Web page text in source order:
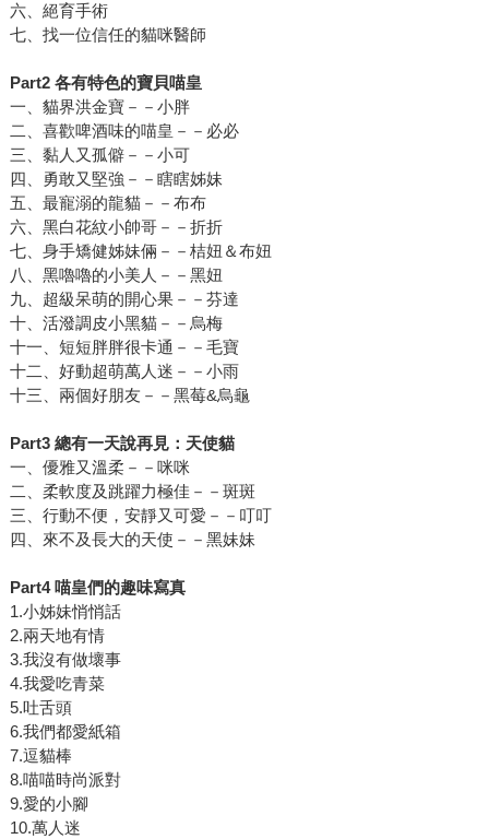
六、絕育手術
七、找一位信任的貓咪醫師
Part2 各有特色的寶貝喵皇
一、貓界洪金寶－－小胖
二、喜歡啤酒味的喵皇－－必必
三、黏人又孤僻－－小可
四、勇敢又堅強－－瞎瞎姊妹
五、最寵溺的龍貓－－布布
六、黑白花紋小帥哥－－折折
七、身手矯健姊妹倆－－桔妞＆布妞
八、黑嚕嚕的小美人－－黑妞
九、超級呆萌的開心果－－芬達
十、活潑調皮小黑貓－－烏梅
十一、短短胖胖很卡通－－毛寶
十二、好動超萌萬人迷－－小雨
十三、兩個好朋友－－黑莓&烏龜
Part3 總有一天說再見：天使貓
一、優雅又溫柔－－咪咪
二、柔軟度及跳躍力極佳－－斑斑
三、行動不便，安靜又可愛－－叮叮
四、來不及長大的天使－－黑妹妹
Part4 喵皇們的趣味寫真
1.小姊妹悄悄話
2.兩天地有情
3.我沒有做壞事
4.我愛吃青菜
5.吐舌頭
6.我們都愛紙箱
7.逗貓棒
8.喵喵時尚派對
9.愛的小腳
10.萬人迷